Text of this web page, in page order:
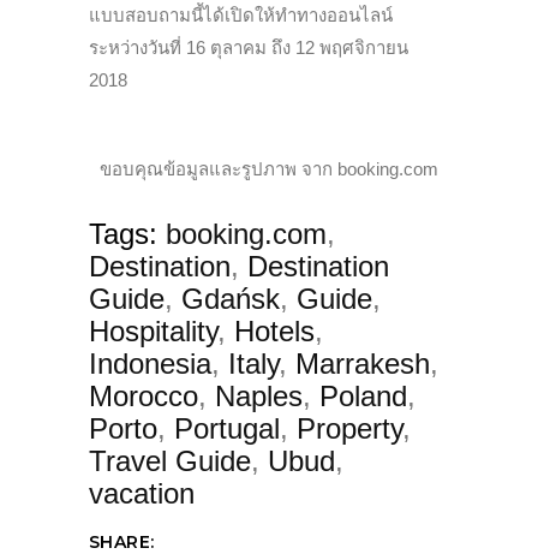
แบบสอบถามนี้ได้เปิดให้ทำทางออนไลน์
ระหว่างวันที่ 16 ตุลาคม ถึง 12 พฤศจิกายน
2018
ขอบคุณข้อมูลและรูปภาพ จาก booking.com
Tags: booking.com,
Destination, Destination
Guide, Gdańsk, Guide,
Hospitality, Hotels,
Indonesia, Italy, Marrakesh,
Morocco, Naples, Poland,
Porto, Portugal, Property,
Travel Guide, Ubud,
vacation
SHARE: